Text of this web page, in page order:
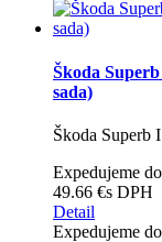
Škoda
sada)
Škoda Superb
Expedujeme
49.66 €s DPH
Detail
Expedujeme